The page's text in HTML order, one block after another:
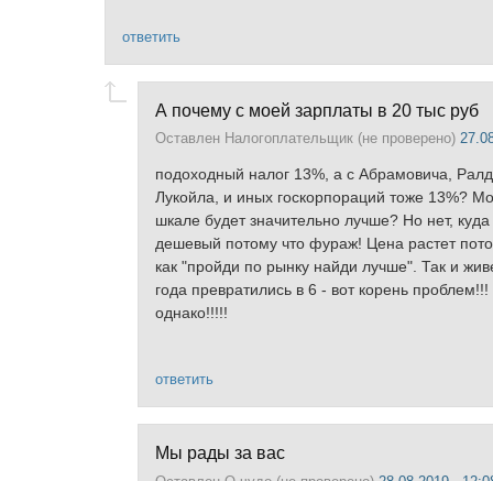
ответить
А почему с моей зарплаты в 20 тыс руб
Оставлен Налогоплательщик (не проверено)
подоходный налог 13%, а с Абрамовича,
Лукойла, и иных госкорпораций тоже 13%?
шкале будет значительно лучше? Но нет,
дешевый потому что фураж! Цена растет
как "пройди по рынку найди лучше". Так и
года превратились в 6 - вот корень
однако!!!!!
ответить
Мы рады за вас